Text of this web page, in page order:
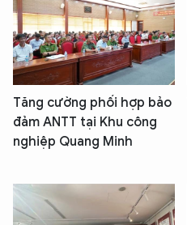
Tăng cường phối hợp bảo
đảm ANTT tại Khu công
nghiệp Quang Minh